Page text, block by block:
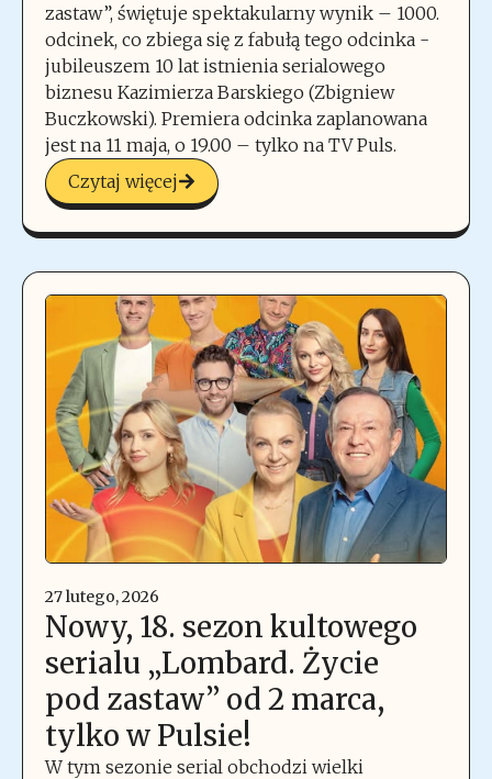
zastaw”, świętuje spektakularny wynik – 1000.
odcinek, co zbiega się z fabułą tego odcinka -
jubileuszem 10 lat istnienia serialowego
biznesu Kazimierza Barskiego (Zbigniew
Buczkowski). Premiera odcinka zaplanowana
jest na 11 maja, o 19.00 – tylko na TV Puls.
Czytaj więcej
27 lutego, 2026
Nowy, 18. sezon kultowego
serialu „Lombard. Życie
pod zastaw” od 2 marca,
tylko w Pulsie!
W tym sezonie serial obchodzi wielki